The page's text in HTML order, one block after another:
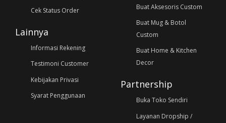
Cek Status Order
Lainnya
Informasi Rekening
Testimoni Customer
Kebijakan Privasi
Syarat Penggunaan
Buat Aksesoris Custom
Buat Mug & Botol
Custom
Buat Home & Kitchen
Decor
Partnership
Buka Toko Sendiri
Layanan Dropship /